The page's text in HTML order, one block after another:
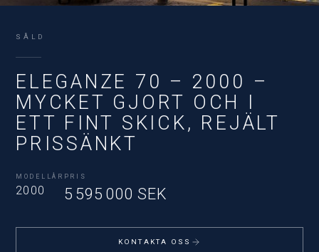
SÅLD
ELEGANZE 70 – 2000 –
MYCKET GJORT OCH I
ETT FINT SKICK, REJÄLT
PRISSÄNKT
MODELLÅR
2000
PRIS
5 595 000 SEK
KONTAKTA OSS